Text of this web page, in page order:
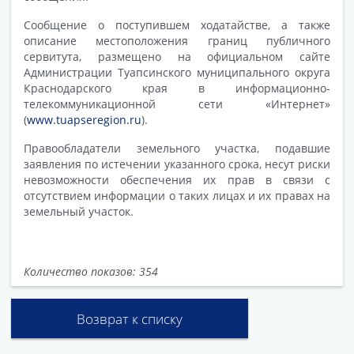
Сообщение о поступившем ходатайстве, а также
описание местоположения границ публичного
сервитута, размещено на официальном сайте
Администрации Туапсинского муниципального округа
Краснодарского края в информационно-
телекоммуникационной сети «Интернет»
(www.tuapseregion.ru).
Правообладатели земельного участка, подавшие
заявления по истечении указанного срока, несут риски
невозможности обеспечения их прав в связи с
отсутствием информации о таких лицах и их правах на
земельный участок.
Количество показов: 354
Возврат к списку